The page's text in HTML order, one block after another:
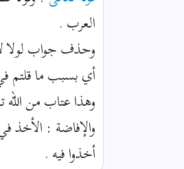
العرب .
وحذف جواب لولا
أي بسبب ما قلتم
وهذا عتاب من الله
والإفاضة : الأخذ
أخذوا فيه .